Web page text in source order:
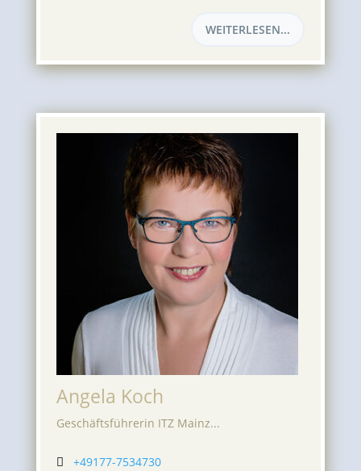
WEITERLESEN...
Angela Koch
Geschäftsführerin ITZ Mainz...
 +49177-7534730